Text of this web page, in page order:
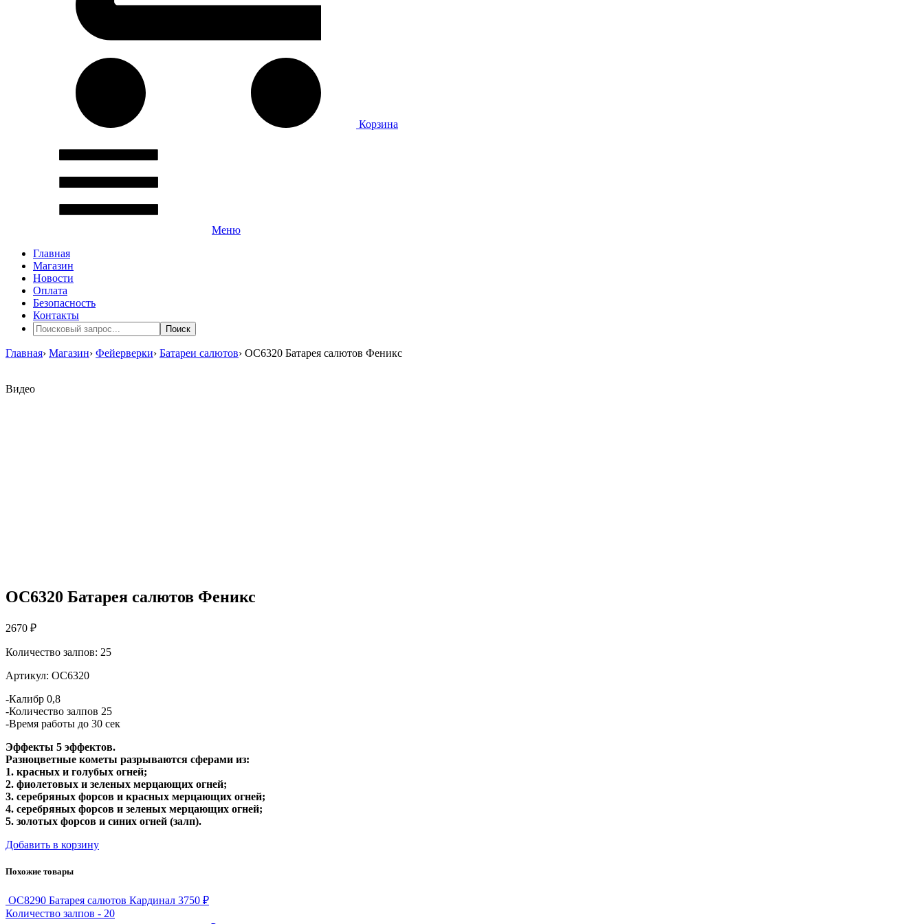
Корзина
Меню
Главная
Магазин
Новости
Оплата
Безопасность
Контакты
Поиск
Главная› Магазин› Фейерверки› Батареи салютов› ОС6320 Батарея салютов Феникс
Видео
ОС6320 Батарея салютов Феникс
2670 ₽
Количество залпов: 25
Артикул: ОС6320
-Калибр 0,8
-Количество залпов 25
-Время работы до 30 сек
Эффекты 5 эффектов.
Разноцветные кометы разрываются сферами из:
1. красных и голубых огней;
2. фиолетовых и зеленых мерцающих огней;
3. серебряных форсов и красных мерцающих огней;
4. серебряных форсов и зеленых мерцающих огней;
5. золотых форсов и синих огней (залп).
Добавить в корзину
Похожие товары
ОС8290 Батарея салютов Кардинал 3750 ₽
Количество залпов - 20